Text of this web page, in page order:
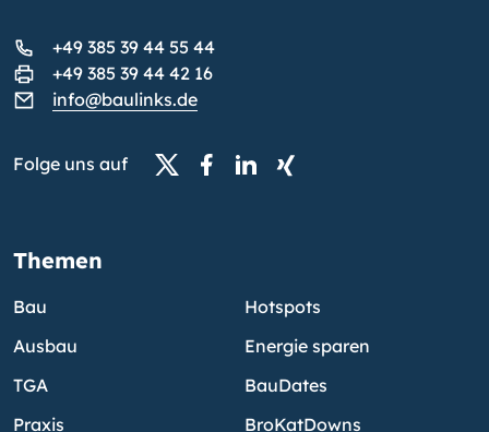
+49 385 39 44 55 44
+49 385 39 44 42 16
info@baulinks.de
Folge uns auf
Themen
Bau
Ausbau
TGA
Praxis
Hotspots
Energie sparen
BauDates
BroKatDowns